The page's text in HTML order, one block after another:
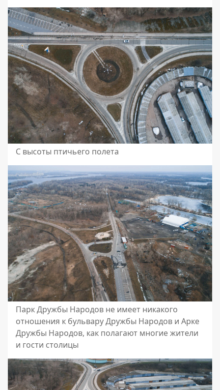
С высоты птичьего полета
Парк Дружбы Народов не имеет никакого
отношения к бульвару Дружбы Народов и Арке
Дружбы Народов, как полагают многие жители
и гости столицы